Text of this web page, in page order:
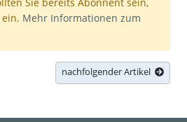
Mehr Informationen zum
nachfolgender Artikel